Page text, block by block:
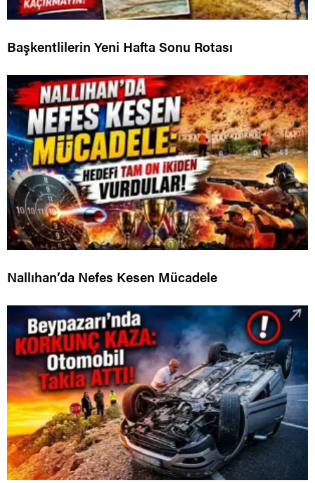
Başkentlilerin Yeni Hafta Sonu Rotası
Nallıhan’da Nefes Kesen Mücadele